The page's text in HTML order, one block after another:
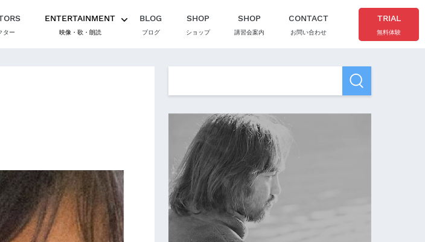
ター
ENTERTAINMENT
映像・歌・朗読
BLOG
ブログ
SHOP
ショップ
SHOP
講習会案内
CONTACT
お問い合わせ
TRIAL
無料体験